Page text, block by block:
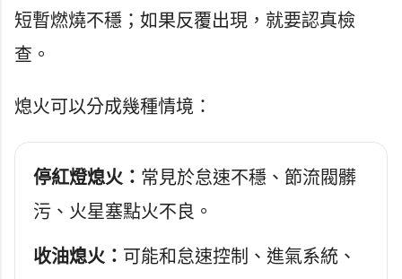
短暫燃燒不穩；如果反覆出現，就要認真檢
查。
熄火可以分成幾種情境：
停紅燈熄火： 常見於怠速不穩、節流閥髒
污、火星塞點火不良。
收油熄火： 可能和怠速控制、進氣系統、